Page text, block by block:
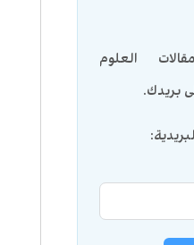
العلوم
بريدك.